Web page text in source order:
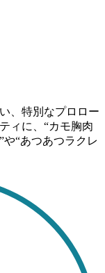
、特別なプロロー
ィに、“カモ胸肉
“あつあつラクレ